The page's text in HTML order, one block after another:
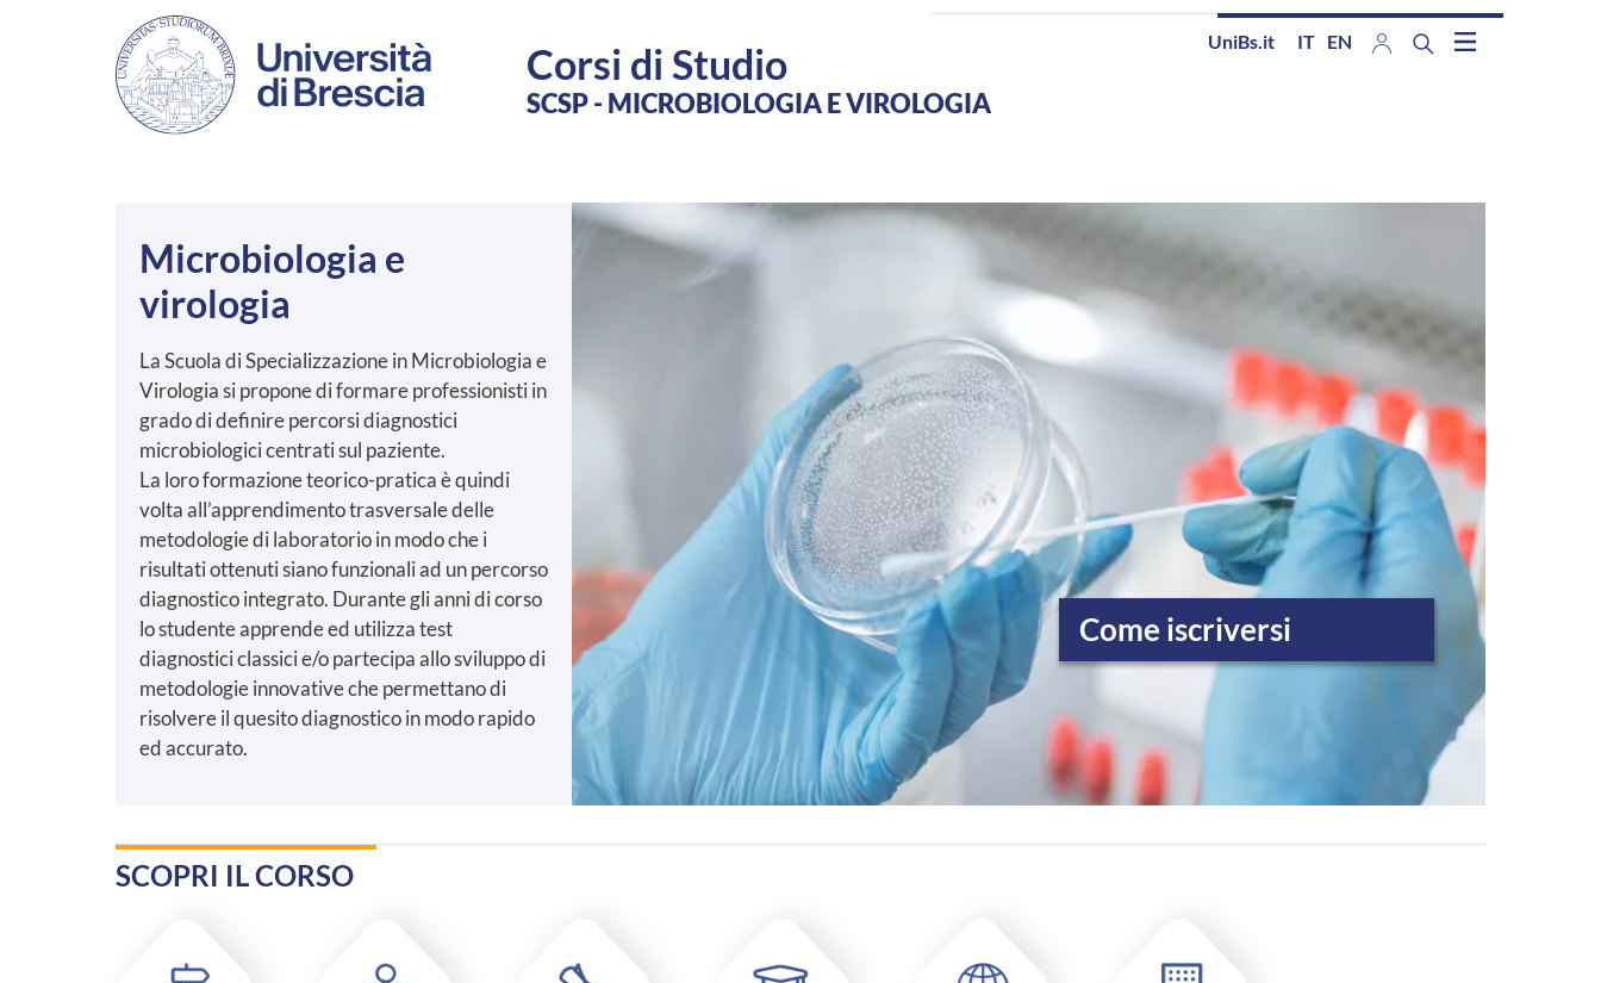
Salta al contenuto principale
Corsi di Studio
SCSP - MICROBIOLOGIA E VIROLOGIA
UniBs.it IT EN
Microbiologia e
virologia
La Scuola di Specializzazione in Microbiologia e
Virologia si propone di formare professionisti in
grado di definire percorsi diagnostici
microbiologici centrati sul paziente.
La loro formazione teorico-pratica è quindi
volta all’apprendimento trasversale delle
metodologie di laboratorio in modo che i
risultati ottenuti siano funzionali ad un percorso
diagnostico integrato. Durante gli anni di corso
lo studente apprende ed utilizza test
diagnostici classici e/o partecipa allo sviluppo di
metodologie innovative che permettano di
risolvere il quesito diagnostico in modo rapido
ed accurato.
Come iscriversi
SCOPRI IL CORSO